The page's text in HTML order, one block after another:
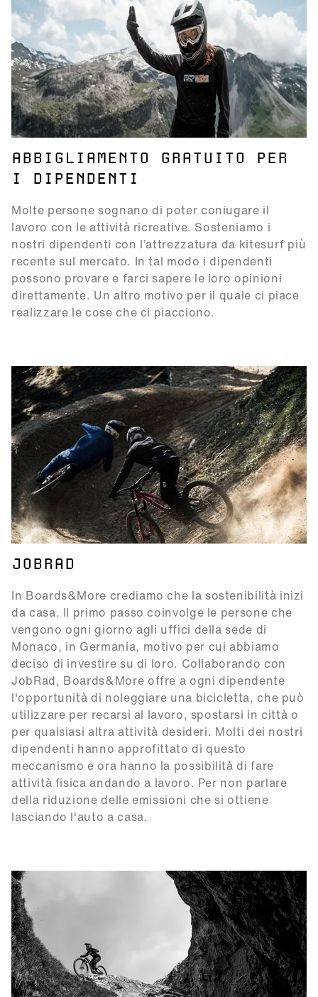
ABBIGLIAMENTO GRATUITO PER
I DIPENDENTI
Molte persone sognano di poter coniugare il
lavoro con le attività ricreative. Sosteniamo i
nostri dipendenti con l’attrezzatura da kitesurf più
recente sul mercato. In tal modo i dipendenti
possono provare e farci sapere le loro opinioni
direttamente. Un altro motivo per il quale ci piace
realizzare le cose che ci piacciono.
JOBRAD
In Boards&More crediamo che la sostenibilità inizi
da casa. Il primo passo coinvolge le persone che
vengono ogni giorno agli uffici della sede di
Monaco, in Germania, motivo per cui abbiamo
deciso di investire su di loro. Collaborando con
JobRad, Boards&More offre a ogni dipendente
l'opportunità di noleggiare una bicicletta, che può
utilizzare per recarsi al lavoro, spostarsi in città o
per qualsiasi altra attività desideri. Molti dei nostri
dipendenti hanno approfittato di questo
meccanismo e ora hanno la possibilità di fare
attività fisica andando a lavoro. Per non parlare
della riduzione delle emissioni che si ottiene
lasciando l'auto a casa.